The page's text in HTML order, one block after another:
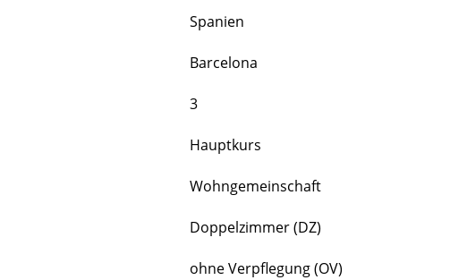
Spanien
Barcelona
3
Hauptkurs
Wohngemeinschaft
Doppelzimmer (DZ)
ohne Verpflegung (OV)